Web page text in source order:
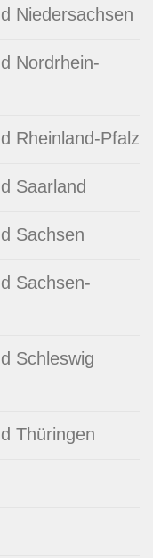
Niedersachsen
Nordrhein-
Rheinland-Pfalz
Saarland
Sachsen
Sachsen-
Schleswig
Thüringen